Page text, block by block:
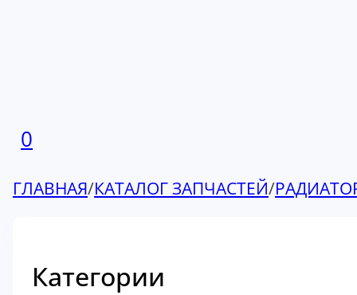
0
ГЛАВНАЯ/КАТАЛОГ ЗАПЧАСТЕЙ/
Категории